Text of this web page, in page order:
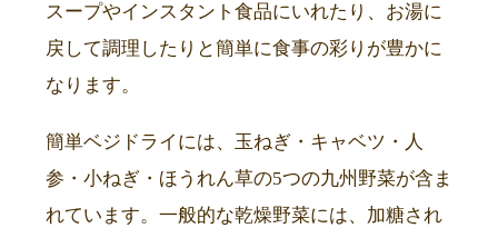
スープやインスタント食品にいれたり、お湯に
戻して調理したりと簡単に食事の彩りが豊かに
なります。
簡単ベジドライには、玉ねぎ・キャベツ・人
参・小ねぎ・ほうれん草の5つの九州野菜が含ま
れています。一般的な乾燥野菜には、加糖され